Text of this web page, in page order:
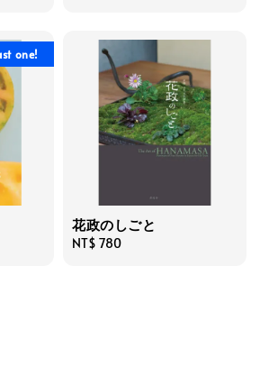
one!
花政のしごと
Regular
NT$ 780